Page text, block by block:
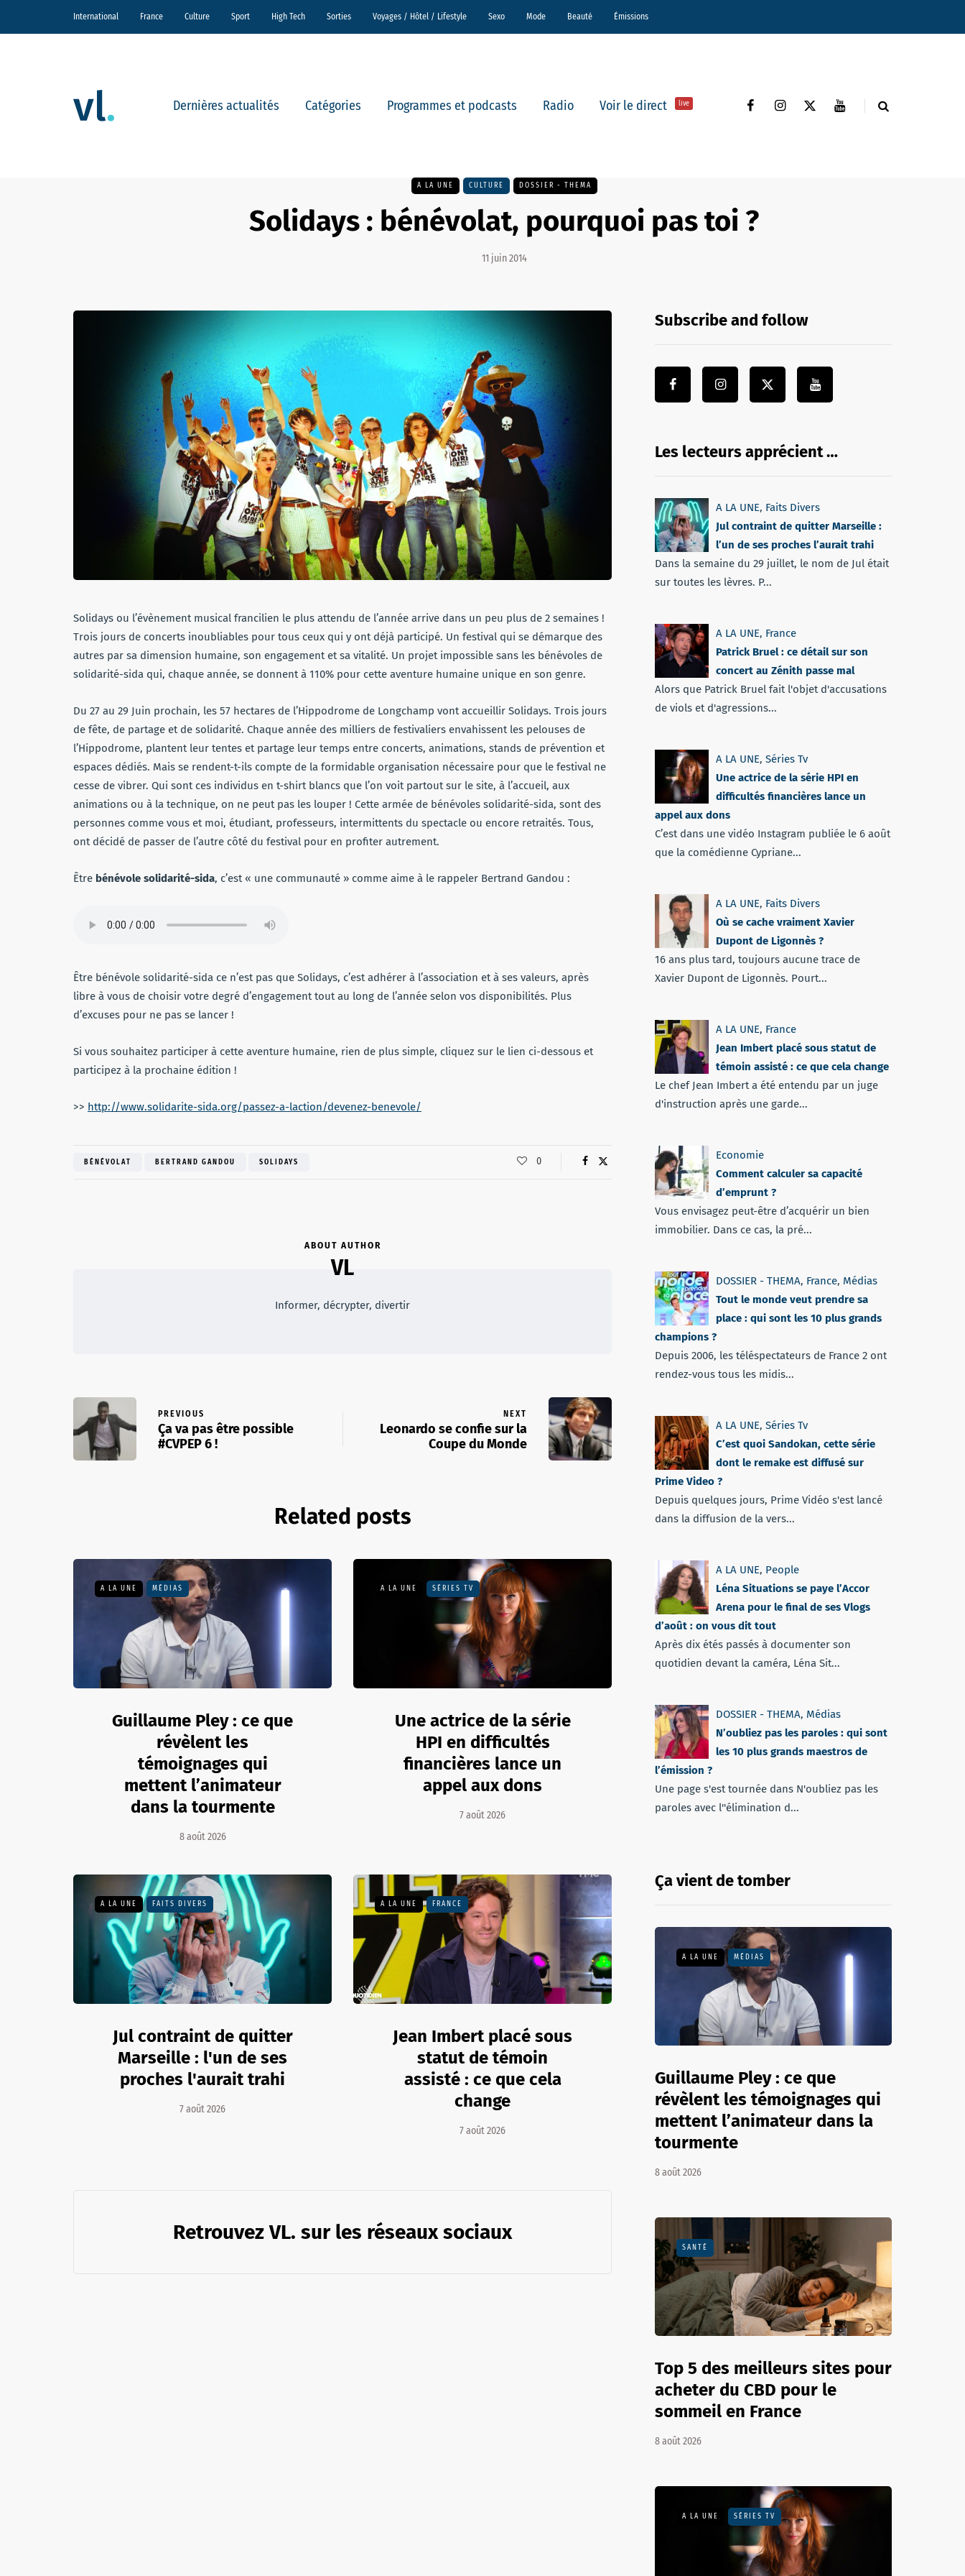
International France Culture Sport High Tech Sorties Voyages / Hôtel / Lifestyle Sexo Mode Beauté Émissions
Dernières actualités Catégories Programmes et podcasts Radio Voir le direct live
A LA UNE CULTURE DOSSIER - THEMA
Solidays : bénévolat, pourquoi pas toi ?
11 juin 2014
Solidays ou l’évènement musical francilien le plus attendu de l’année arrive dans un peu plus de 2 semaines !
Trois jours de concerts inoubliables pour tous ceux qui y ont déjà participé. Un festival qui se démarque des
autres par sa dimension humaine, son engagement et sa vitalité. Un projet impossible sans les bénévoles de
solidarité-sida qui, chaque année, se donnent à 110% pour cette aventure humaine unique en son genre.
Du 27 au 29 Juin prochain, les 57 hectares de l’Hippodrome de Longchamp vont accueillir Solidays. Trois jours
de fête, de partage et de solidarité. Chaque année des milliers de festivaliers envahissent les pelouses de
l’Hippodrome, plantent leur tentes et partage leur temps entre concerts, animations, stands de prévention et
espaces dédiés. Mais se rendent-t-ils compte de la formidable organisation nécessaire pour que le festival ne
cesse de vibrer. Qui sont ces individus en t-shirt blancs que l’on voit partout sur le site, à l’accueil, aux
animations ou à la technique, on ne peut pas les louper ! Cette armée de bénévoles solidarité-sida, sont des
personnes comme vous et moi, étudiant, professeurs, intermittents du spectacle ou encore retraités. Tous,
ont décidé de passer de l’autre côté du festival pour en profiter autrement.
Être bénévole solidarité-sida, c’est « une communauté » comme aime à le rappeler Bertrand Gandou :
Être bénévole solidarité-sida ce n’est pas que Solidays, c’est adhérer à l’association et à ses valeurs, après
libre à vous de choisir votre degré d’engagement tout au long de l’année selon vos disponibilités. Plus
d’excuses pour ne pas se lancer !
Si vous souhaitez participer à cette aventure humaine, rien de plus simple, cliquez sur le lien ci-dessous et
participez à la prochaine édition !
>> http://www.solidarite-sida.org/passez-a-laction/devenez-benevole/
BÉNÉVOLAT BERTRAND GANDOU SOLIDAYS 0
ABOUT AUTHOR
VL
Informer, décrypter, divertir
PREVIOUS
Ça va pas être possible
#CVPEP 6 !
NEXT
Leonardo se confie sur la
Coupe du Monde
Related posts
A LA UNE MÉDIAS
Guillaume Pley : ce que
révèlent les
témoignages qui
mettent l’animateur
dans la tourmente
8 août 2026
A LA UNE SÉRIES TV
Une actrice de la série
HPI en difficultés
financières lance un
appel aux dons
7 août 2026
A LA UNE FAITS DIVERS
Jul contraint de quitter
Marseille : l'un de ses
proches l'aurait trahi
7 août 2026
A LA UNE FRANCE
Jean Imbert placé sous
statut de témoin
assisté : ce que cela
change
7 août 2026
Retrouvez VL. sur les réseaux sociaux
Subscribe and follow
Les lecteurs apprécient …
A LA UNE, Faits Divers
Jul contraint de quitter Marseille :
l’un de ses proches l’aurait trahi
Dans la semaine du 29 juillet, le nom de Jul était
sur toutes les lèvres. P...
A LA UNE, France
Patrick Bruel : ce détail sur son
concert au Zénith passe mal
Alors que Patrick Bruel fait l'objet d'accusations
de viols et d'agressions...
A LA UNE, Séries Tv
Une actrice de la série HPI en
difficultés financières lance un
appel aux dons
C’est dans une vidéo Instagram publiée le 6 août
que la comédienne Cypriane...
A LA UNE, Faits Divers
Où se cache vraiment Xavier
Dupont de Ligonnès ?
16 ans plus tard, toujours aucune trace de
Xavier Dupont de Ligonnès. Pourt...
A LA UNE, France
Jean Imbert placé sous statut de
témoin assisté : ce que cela change
Le chef Jean Imbert a été entendu par un juge
d'instruction après une garde...
Economie
Comment calculer sa capacité
d’emprunt ?
Vous envisagez peut-être d’acquérir un bien
immobilier. Dans ce cas, la pré...
DOSSIER - THEMA, France, Médias
Tout le monde veut prendre sa
place : qui sont les 10 plus grands
champions ?
Depuis 2006, les téléspectateurs de France 2 ont
rendez-vous tous les midis...
A LA UNE, Séries Tv
C’est quoi Sandokan, cette série
dont le remake est diffusé sur
Prime Video ?
Depuis quelques jours, Prime Vidéo s'est lancé
dans la diffusion de la vers...
A LA UNE, People
Léna Situations se paye l’Accor
Arena pour le final de ses Vlogs
d’août : on vous dit tout
Après dix étés passés à documenter son
quotidien devant la caméra, Léna Sit...
DOSSIER - THEMA, Médias
N’oubliez pas les paroles : qui sont
les 10 plus grands maestros de
l’émission ?
Une page s'est tournée dans N'oubliez pas les
paroles avec l''élimination d...
Ça vient de tomber
A LA UNE MÉDIAS
Guillaume Pley : ce que
révèlent les témoignages qui
mettent l’animateur dans la
tourmente
8 août 2026
SANTÉ
Top 5 des meilleurs sites pour
acheter du CBD pour le
sommeil en France
8 août 2026
A LA UNE SÉRIES TV